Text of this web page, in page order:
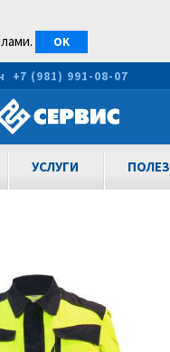
OK
+7 (981) 991-08-07
УСЛУГИ